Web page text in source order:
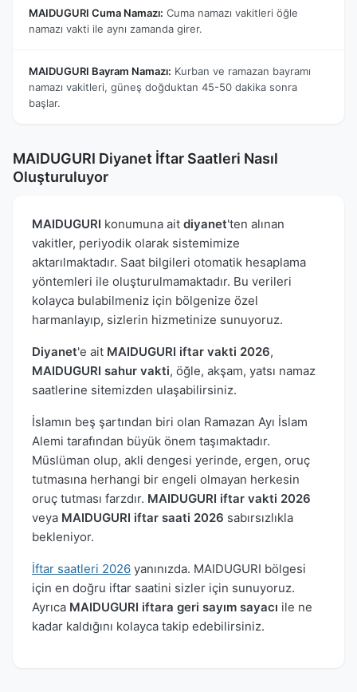
MAIDUGURI Cuma Namazı: Cuma namazı vakitleri öğle
namazı vakti ile aynı zamanda girer.
MAIDUGURI Bayram Namazı: Kurban ve ramazan bayramı
namazı vakitleri, güneş doğduktan 45-50 dakika sonra
başlar.
MAIDUGURI Diyanet İftar Saatleri Nasıl
Oluşturuluyor
MAIDUGURI konumuna ait diyanet'ten alınan
vakitler, periyodik olarak sistemimize
aktarılmaktadır. Saat bilgileri otomatik hesaplama
yöntemleri ile oluşturulmamaktadır. Bu verileri
kolayca bulabilmeniz için bölgenize özel
harmanlayıp, sizlerin hizmetinize sunuyoruz.
Diyanet'e ait MAIDUGURI iftar vakti 2026,
MAIDUGURI sahur vakti, öğle, akşam, yatsı namaz
saatlerine sitemizden ulaşabilirsiniz.
İslamın beş şartından biri olan Ramazan Ayı İslam
Alemi tarafından büyük önem taşımaktadır.
Müslüman olup, akli dengesi yerinde, ergen, oruç
tutmasına herhangi bir engeli olmayan herkesin
oruç tutması farzdır. MAIDUGURI iftar vakti 2026
veya MAIDUGURI iftar saati 2026 sabırsızlıkla
bekleniyor.
İftar saatleri 2026 yanınızda. MAIDUGURI bölgesi
için en doğru iftar saatini sizler için sunuyoruz.
Ayrıca MAIDUGURI iftara geri sayım sayacı ile ne
kadar kaldığını kolayca takip edebilirsiniz.